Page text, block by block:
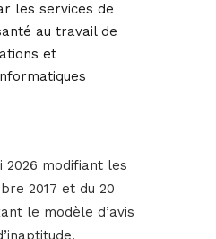
les services de
au travail de
et
2026 modifiant les
2017 et du 20
le modèle d’avis